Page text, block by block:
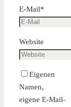
E-Mail*
Website
Eigenen
Namen,
eigene E-Mail-